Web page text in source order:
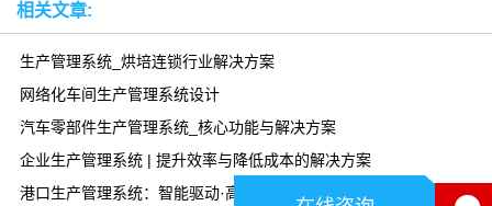
相关文章:
生产管理系统_烘培连锁行业解决方案
网络化车间生产管理系统设计
汽车零部件生产管理系统_核心功能与解决方案
企业生产管理系统 | 提升效率与降低成本的解决方案
港口生产管理系统：智能驱动·高效协同